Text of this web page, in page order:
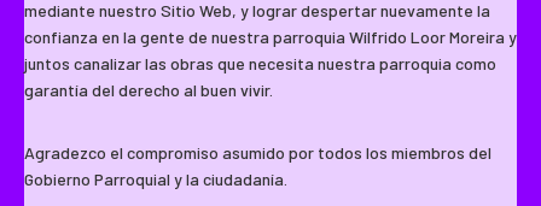
mediante nuestro Sitio Web, y lograr despertar nuevamente la
confianza en la gente de nuestra parroquia Wilfrido Loor Moreira y
juntos canalizar las obras que necesita nuestra parroquia como
garantía del derecho al buen vivir.
Agradezco el compromiso asumido por todos los miembros del
Gobierno Parroquial y la ciudadanía.